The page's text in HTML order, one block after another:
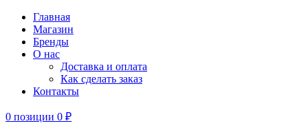
Главная
Магазин
Бренды
О нас
Доставка и оплата
Как сделать заказ
Контакты
0 позиции 0 ₽